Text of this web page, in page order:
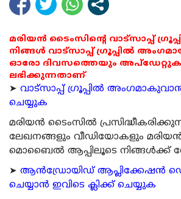
മരിയൻ ടൈംസിന്റെ വാട്സാപ്പ്
നിങ്ങൾ വാട്സാപ്പ് ഗ്രൂപ്പിൽ
ഓരോ ദിവസത്തെയും
ലഭിക്കുന്നതാണ്
➤ വാട്സാപ്പ് ഗ്രൂപ്പിൽ അംഗമാകുവാൻ
ചെയ്യുക
മരിയന്‍ ടൈംസില്‍
ലേഖനങ്ങളും വീഡിയോകളും മരിയന്‍
മൊബൈല്‍ ആപ്പിലൂടെ നിങ്ങള്‍ക്ക്
➤ ആന്‍ഡ്രോയിഡ്
ചെയ്യാന്‍ ഇവിടെ ക്ലിക്ക് ചെയ്യുക